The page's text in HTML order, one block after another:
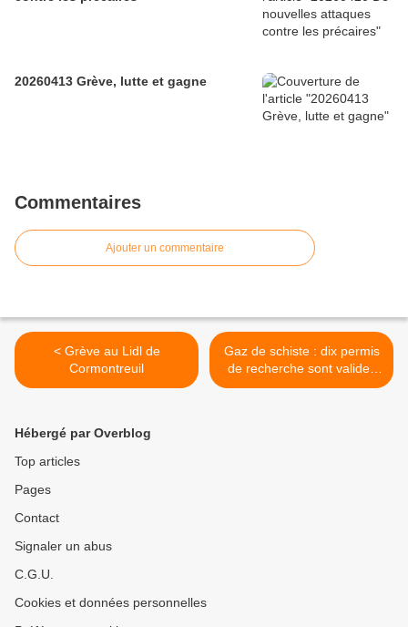
20260413 Grève, lutte et gagne
Commentaires
Ajouter un commentaire
< Grève au Lidl de
Cormontreuil
Gaz de schiste : dix permis
de recherche sont valides
ici >
Hébergé par Overblog
Top articles
Pages
Contact
Signaler un abus
C.G.U.
Cookies et données personnelles